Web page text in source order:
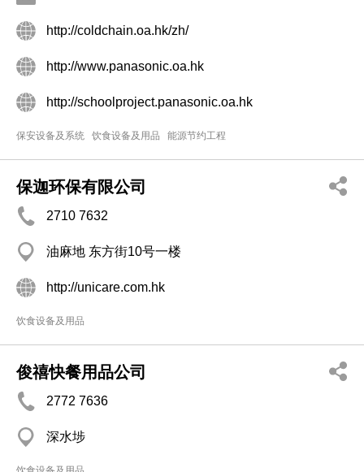
http://coldchain.oa.hk/zh/
http://www.panasonic.oa.hk
http://schoolproject.panasonic.oa.hk
保安设备及系统 饮食设备及用品 能源节约工程
保迦环保有限公司
2710 7632
油麻地 东方街10号一楼
http://unicare.com.hk
饮食设备及用品
俊禧快餐用品公司
2772 7636
深水埗